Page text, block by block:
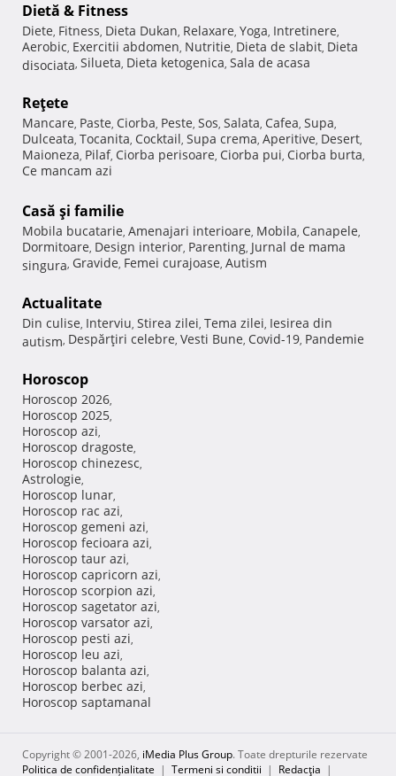
Dietă & Fitness
Diete, Fitness, Dieta Dukan, Relaxare, Yoga, Intretinere,
Aerobic, Exercitii abdomen, Nutritie, Dieta de slabit, Dieta
disociata, Silueta, Dieta ketogenica, Sala de acasa
Reţete
Mancare, Paste, Ciorba, Peste, Sos, Salata, Cafea, Supa,
Dulceata, Tocanita, Cocktail, Supa crema, Aperitive, Desert,
Maioneza, Pilaf, Ciorba perisoare, Ciorba pui, Ciorba burta,
Ce mancam azi
Casă şi familie
Mobila bucatarie, Amenajari interioare, Mobila, Canapele,
Dormitoare, Design interior, Parenting, Jurnal de mama
singura, Gravide, Femei curajoase, Autism
Actualitate
Din culise, Interviu, Stirea zilei, Tema zilei, Iesirea din
autism, Despărţiri celebre, Vesti Bune, Covid-19, Pandemie
Horoscop
Horoscop 2026,
Horoscop 2025,
Horoscop azi,
Horoscop dragoste,
Horoscop chinezesc,
Astrologie,
Horoscop lunar,
Horoscop rac azi,
Horoscop gemeni azi,
Horoscop fecioara azi,
Horoscop taur azi,
Horoscop capricorn azi,
Horoscop scorpion azi,
Horoscop sagetator azi,
Horoscop varsator azi,
Horoscop pesti azi,
Horoscop leu azi,
Horoscop balanta azi,
Horoscop berbec azi,
Horoscop saptamanal
Copyright © 2001-2026, iMedia Plus Group. Toate drepturile rezervate
Politica de confidențialitate | Termeni si conditii | Redacţia |